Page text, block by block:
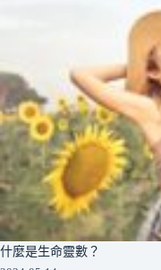
什麼是生命靈數？